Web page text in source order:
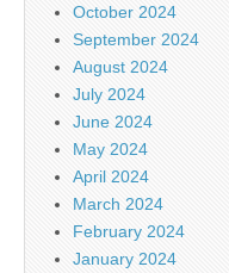
October 2024
September 2024
August 2024
July 2024
June 2024
May 2024
April 2024
March 2024
February 2024
January 2024